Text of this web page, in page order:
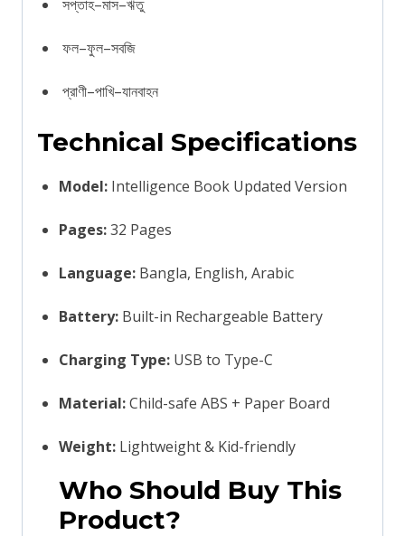
সপ্তাহ–মাস–ঋতু
ফল–ফুল–সবজি
প্রাণী–পাখি–যানবাহন
Technical Specifications
Model: Intelligence Book Updated Version
Pages:32 Pages
Language: Bangla, English, Arabic
Battery: Built-in Rechargeable Battery
Charging Type: USB to Type-C
Material:Child-safe ABS + Paper Board
Weight: Lightweight & Kid-friendly
Who Should Buy This
Product?